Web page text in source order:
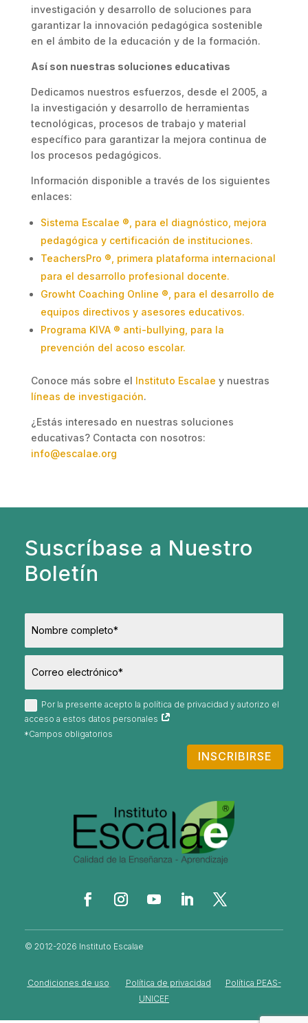
investigación y desarrollo de soluciones para
garantizar la innovación pedagógica sostenible
en el ámbito de la educación y de la formación.
Así son nuestras soluciones educativas
Dedicamos nuestros esfuerzos, desde el 2005, a
la investigación y desarrollo de herramientas
tecnológicas, procesos de trabajo y material
específico para garantizar la mejora continua de
los procesos pedagógicos.
Información disponible a través de los siguientes
enlaces:
Sistema Escalae ®, para el diagnóstico, mejora
pedagógica y certificación de instituciones.
TeachersPro ®, primera plataforma internacional
para el desarrollo profesional docente.
Growht Coaching Online ®, para el desarrollo de
equipos directivos y asesores educativos.
Programa KIVA ® anti-bullying, para la
prevención del acoso escolar.
Conoce más sobre el Instituto Escalae y nuestras
líneas de investigación.
¿Estás interesado en nuestras soluciones
educativas? Contacta con nosotros:
info@escalae.org
Suscríbase a Nuestro
Boletín
Por la presente acepto la política de privacidad y autorizo el
acceso a estos datos personales
INSCRIBIRSE
© 2012-2026 Instituto Escalae
Condiciones de uso Política de privacidad
Política PEAS-
UNICEF